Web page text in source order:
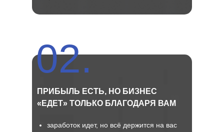
02.
ПРИБЫЛЬ ЕСТЬ, НО БИЗНЕС
«ЕДЕТ» ТОЛЬКО БЛАГОДАРЯ ВАМ
заработок идет, но всё держится на вас